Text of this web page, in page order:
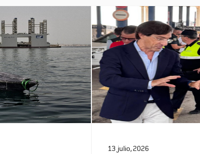
13 julio, 2026